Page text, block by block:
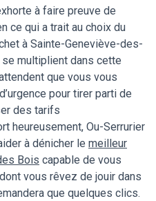
à faire preuve de
ce qui a trait au choix du
à Sainte-Geneviève-des-
multiplient dans cette
que vous vous
pour tirer parti de
des tarifs
heureusement, Ou-Serrurier
à dénicher le meilleur
Bois capable de vous
vous rêvez de jouir dans
que quelques clics.